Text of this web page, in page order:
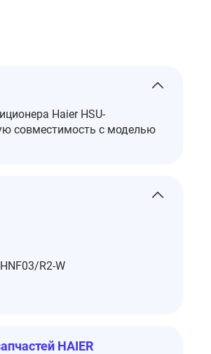
Haier HSU-
совместимость с моделью
R2-W
HAIER